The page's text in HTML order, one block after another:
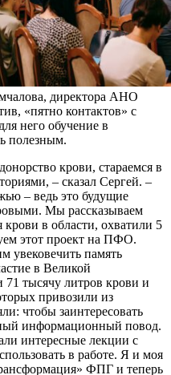
директора АНО
«пятно контактов» с
него обучение в
полезным.
крови, стараемся в
– сказал Сергей. –
– ведь это будущие
Мы рассказываем
в области, охватили 5
этот проект на ПФО.
увековечить память
в Великой
тысячу литров крови и
привозили из
чтобы заинтересовать
информационный повод.
интересные лекции с
в работе. Я и моя
ФПГ и теперь